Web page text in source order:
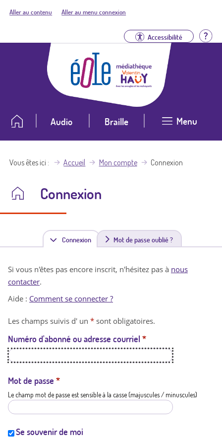
Aller au contenu Aller au menu connexion
Accessibilité
Audio Braille Menu
Vous êtes ici Accueil Mon compte Connexion
Connexion
Connexion(
n
t
a
t
i
Mot de passe oublié ?
Si vous n'êtes pas encore inscrit, n'hésitez pas à nous
contacter.
Aide : Comment se connecter ?
Les champs suivis d' un * sont obligatoires.
Numéro d'abonné ou adresse courriel *
Mot de passe *
Le champ mot de passe est sensible à la casse (majuscules / minuscules)
Se souvenir de moi